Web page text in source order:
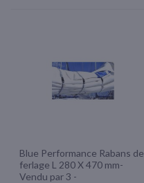
Blue Performance Rabans de
ferlage L 280 X 470 mm-
Vendu par 3 -